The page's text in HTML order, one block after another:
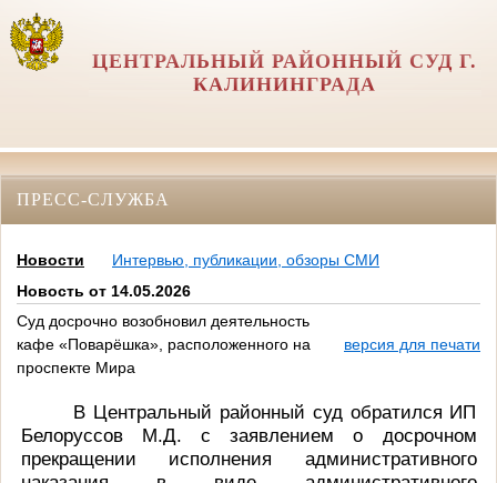
ЦЕНТРАЛЬНЫЙ РАЙОННЫЙ СУД Г.
КАЛИНИНГРАДА
ПРЕСС-СЛУЖБА
Новости
Интервью, публикации, обзоры СМИ
Новость от 14.05.2026
Суд досрочно возобновил деятельность
кафе «Поварёшка», расположенного на
проспекте Мира
версия для печати
В Центральный районный суд обратился ИП
Белоруссов М.Д. с заявлением о досрочном
прекращении исполнения административного